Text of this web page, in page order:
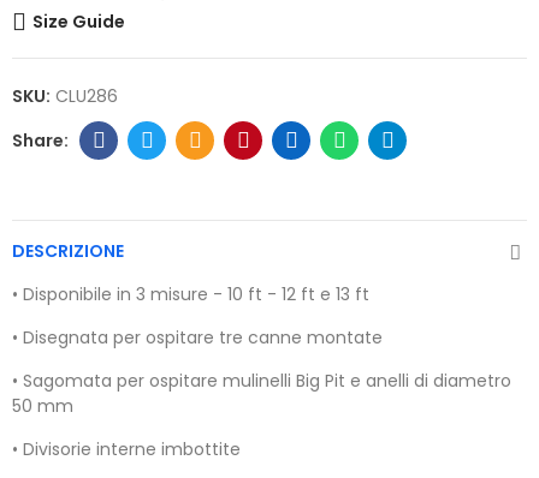
Size Guide
SKU: CLU286
DESCRIZIONE
• Disponibile in 3 misure - 10 ft - 12 ft e 13 ft
• Disegnata per ospitare tre canne montate
• Sagomata per ospitare mulinelli Big Pit e anelli di diametro
50 mm
• Divisorie interne imbottite